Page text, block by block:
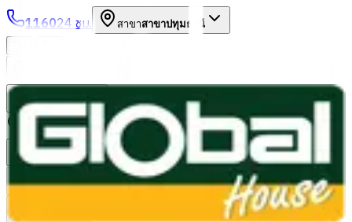
116024 ชม. สาขาสาขาปทุมธานี
หมวดหมู่สินค้า
ค้นหา
บัญชีของฉัน ตะกร้าสินค้า
Previous slide